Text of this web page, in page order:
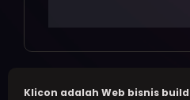
Klicon adalah Web bisnis